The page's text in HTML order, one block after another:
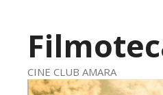
CINE CLUB AMARA